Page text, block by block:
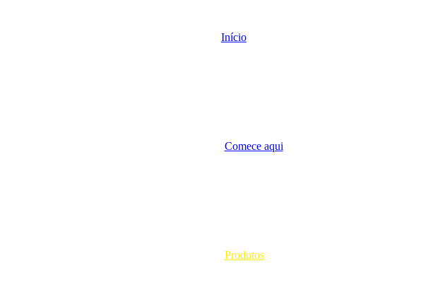
Início
Comece aqui
Produtos